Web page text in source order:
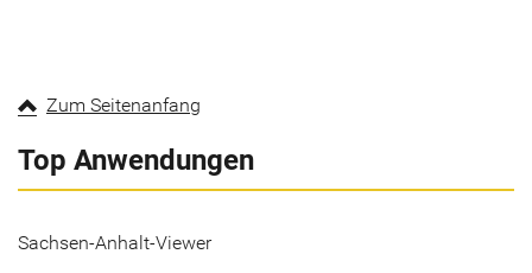
Zum Seitenanfang
Top Anwendungen
Sachsen-Anhalt-Viewer